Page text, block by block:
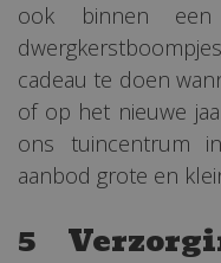
ook binnen
cadeau te doen
of op het nieuwe
ons tuincentrum
aanbod grote en
5